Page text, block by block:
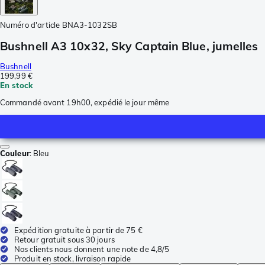
Numéro d'article BNA3-1032SB
Bushnell A3 10x32, Sky Captain Blue, jumelles
Bushnell
199,99 €
En stock
Commandé avant 19h00, expédié le jour même
Couleur: Bleu
Expédition gratuite à partir de 75 €
Retour gratuit sous 30 jours
Nos clients nous donnent une note de 4,8/5
Produit en stock, livraison rapide